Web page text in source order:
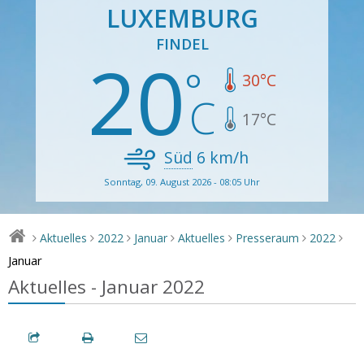
LUXEMBURG
FINDEL
20 30°C
17°C
Süd 6 km/h
Sonntag, 09. August 2026 - 08:05 Uhr
> Aktuelles > 2022 > Januar > Aktuelles > Presseraum > 2022 >
Januar
Aktuelles - Januar 2022